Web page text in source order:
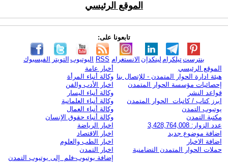
الموقع الرئيسي
تابعونا على:
الفيسبوك التويتر اليوتيوب RSS الانستغرام لينكدإن تيلكرامبنترست
الموقع الرئيسي
هيئة ادارة الحوار المتمدن - للإتصال بنا
إحصائيات مؤسسة الحوار المتمدن
قواعد النشر
ابرز كتاب / كاتبات الحوار المتمدن
يوتيوب التمدن
مكتبة التمدن
عدد الزوار: 3,428,764,008
اضافة موضوع جديد
اضافة الاخبار
حملات الحوار المتمدن التضامنية
أخبار عامة
وكالة أنباء المرأة
اخبار الأدب والفن
وكالة أنباء اليسار
وكالة أنباء العلمانية
وكالة أنباء العمال
وكالة أنباء حقوق الإنسان
اخبار الرياضة
اخبار الاقتصاد
اخبار الطب والعلوم
اخبار التمدن
إضافة يوتيوب-فلم إلى يوتيوب التمدن